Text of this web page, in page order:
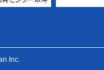
Inc.